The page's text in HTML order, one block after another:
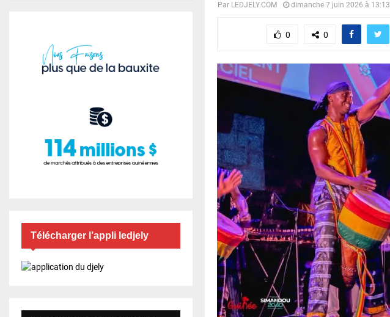
Par LEDJELY.COM dimanche 7 juin 2026 à 13:13
0 0
Télécharger l’appli ledjely